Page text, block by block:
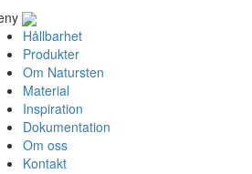
Hållbarhet
Produkter
Om Natursten
Material
Inspiration
Dokumentation
Om oss
Kontakt